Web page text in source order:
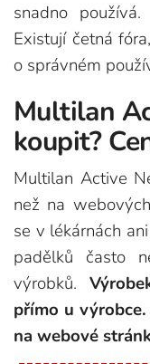
snadno
Existují četná
o správném
Multilan
koupit?
Multilan Active
než na
se v lékárnách
padělků často
výrobků.
přímo u
na webové